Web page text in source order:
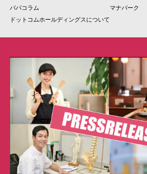
パパコラム
マナパーク
ドットコムホールディングスについて